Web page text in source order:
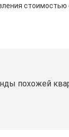
похожей